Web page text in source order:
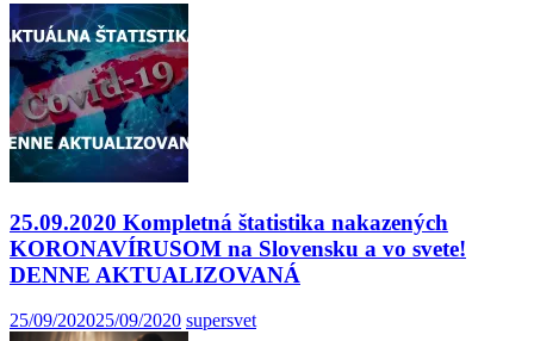
25.09.2020 Kompletná štatistika nakazených
KORONAVÍRUSOM na Slovensku a vo svete!
DENNE AKTUALIZOVANÁ
25/09/202025/09/2020 supersvet